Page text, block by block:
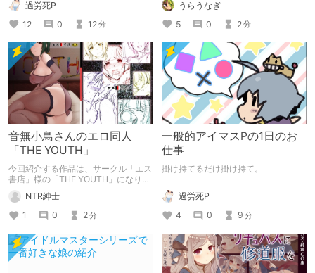
過労死P
12
0 12分
うらうなぎ
5
0 2分
音無小鳥さんのエロ同人
「THE YOUTH」
今回紹介する作品は、サークル「エス
書店」様の「THE YOUTH」になりま
NTR紳士
1
0 2分
一般的アイマスPの1日のお
仕事
掛け持てるだけ掛け持て。
過労死P
4
0 9 分